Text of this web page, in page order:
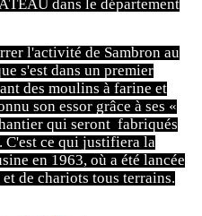
dans le département
l'activité de Sambron au
s'est dans un premier
des moulins à farine et
son essor grâce à ses «
qui seront fabriqués
C'est ce qui justifiera la
en 1963, où a été lancée
de chariots tous terrains.